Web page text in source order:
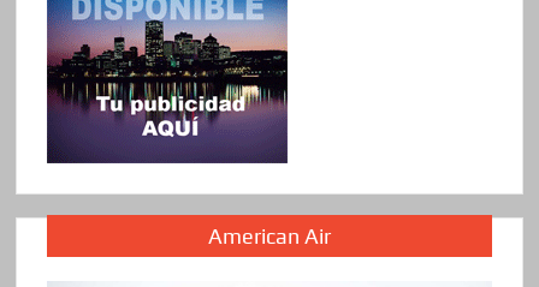
American Air